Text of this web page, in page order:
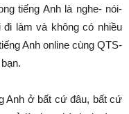
tiếng Anh là nghe- nói-
làm và không có nhiều
Anh online cùng QTS-
Anh ở bất cứ đâu, bất cứ